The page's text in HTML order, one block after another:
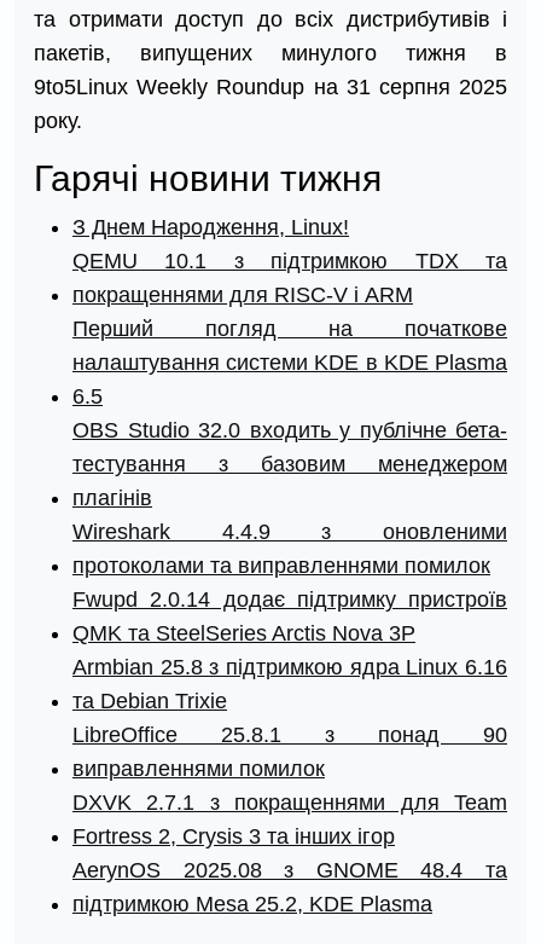
та отримати доступ до всіх дистрибутивів і
пакетів, випущених минулого тижня в
9to5Linux Weekly Roundup на 31 серпня 2025
року.
Гарячі новини тижня
З Днем Народження, Linux!
QEMU 10.1 з підтримкою TDX та
покращеннями для RISC-V і ARM
Перший погляд на початкове
налаштування системи KDE в KDE Plasma
6.5
OBS Studio 32.0 входить у публічне бета-
тестування з базовим менеджером
плагінів
Wireshark 4.4.9 з оновленими
протоколами та виправленнями помилок
Fwupd 2.0.14 додає підтримку пристроїв
QMK та SteelSeries Arctis Nova 3P
Armbian 25.8 з підтримкою ядра Linux 6.16
та Debian Trixie
LibreOffice 25.8.1 з понад 90
виправленнями помилок
DXVK 2.7.1 з покращеннями для Team
Fortress 2, Crysis 3 та інших ігор
AerynOS 2025.08 з GNOME 48.4 та
підтримкою Mesa 25.2, KDE Plasma